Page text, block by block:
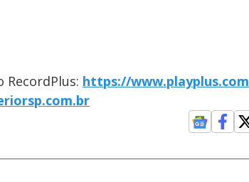
RecordPlus: https://www.playplus.com